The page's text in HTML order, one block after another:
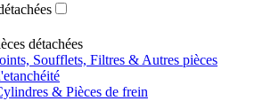
détachées
Soufflets, Filtres & Autres pièces
& Pièces de frein